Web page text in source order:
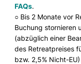
FAQs.
○ Bis 2 Monate vor
Buchung stornieren
(abzüglich einer
des Retreatpreises
bzw. 2,5% Nicht-EU)